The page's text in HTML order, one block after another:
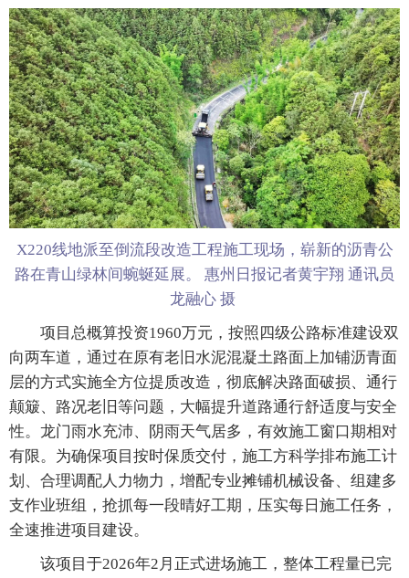
X220线地派至倒流段改造工程施工现场，崭新的沥青公
路在青山绿林间蜿蜒延展。 惠州日报记者黄宇翔 通讯员
龙融心 摄
项目总概算投资1960万元，按照四级公路标准建设双
向两车道，通过在原有老旧水泥混凝土路面上加铺沥青面
层的方式实施全方位提质改造，彻底解决路面破损、通行
颠簸、路况老旧等问题，大幅提升道路通行舒适度与安全
性。龙门雨水充沛、阴雨天气居多，有效施工窗口期相对
有限。为确保项目按时保质交付，施工方科学排布施工计
划、合理调配人力物力，增配专业摊铺机械设备、组建多
支作业班组，抢抓每一段晴好工期，压实每日施工任务，
全速推进项目建设。
该项目于2026年2月正式进场施工，整体工程量已完